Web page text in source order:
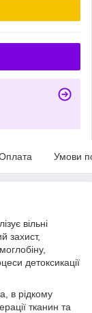
Умови
вільні
захист,
детоксикації
в рідкому
тканин та